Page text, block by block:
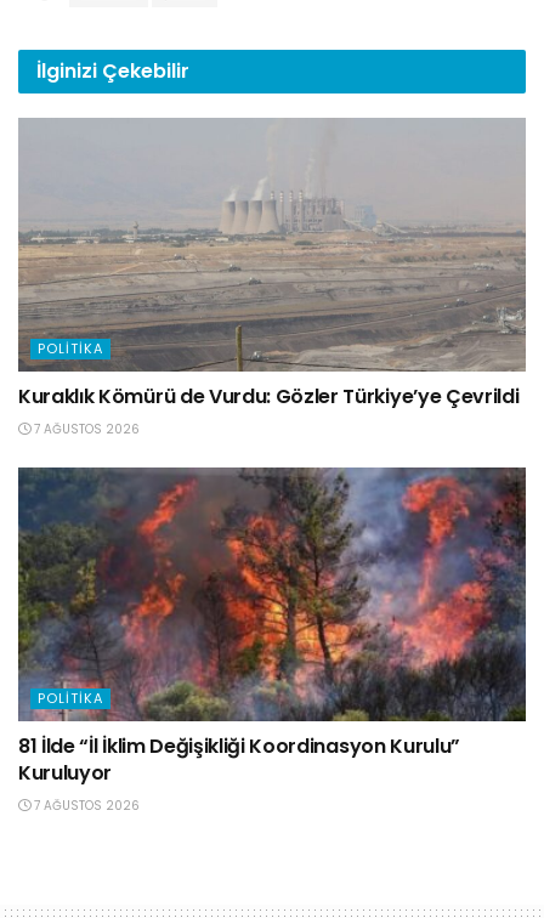
İlginizi Çekebilir
POLITIKA
Kuraklık Kömürü de Vurdu: Gözler Türkiye’ye Çevrildi
7 AĞUSTOS 2026
POLITIKA
81 İlde “İl İklim Değişikliği Koordinasyon Kurulu”
Kuruluyor
7 AĞUSTOS 2026